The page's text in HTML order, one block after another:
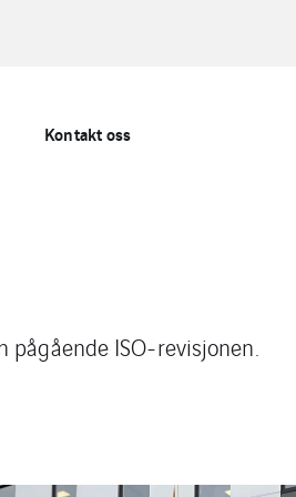
Kontakt oss
ISO-revisjonen.